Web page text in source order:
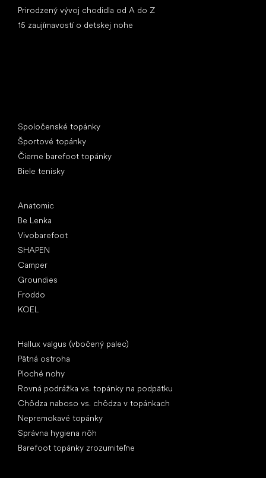
Prirodzený vývoj chodidla od A do Z
15 zaujímavostí o detskej nohe
Spoločenské topánky
Športové topánky
Čierne barefoot topánky
Biele tenisky
Anatomic
Be Lenka
Vivobarefoot
SHAPEN
Camper
Groundies
Froddo
KOEL
Hallux valgus (vbočený palec)
Pätná ostroha
Ploché nohy
Rovná podrážka vs. topánky na podpätku
Chôdza naboso vs. chôdza v topánkach
Nepremokavé topánky
Správna hygiena nôh
Barefoot topánky zrozumiteľne